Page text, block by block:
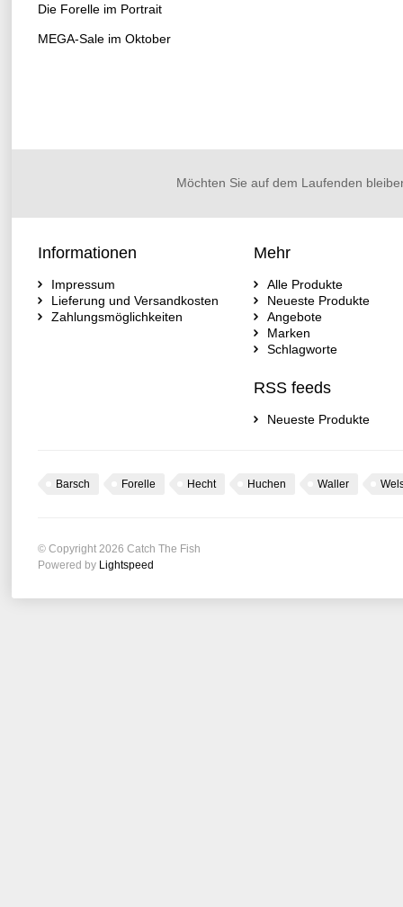
Die Forelle im Portrait
MEGA-Sale im Oktober
Möchten Sie auf dem Laufenden
Informationen
Impressum
Lieferung und Versandkosten
Zahlungsmöglichkeiten
Mehr
Alle Produkte
Neueste Produkte
Angebote
Marken
Schlagworte
RSS feeds
Neueste Produkte
Barsch Forelle Hecht Huchen Waller
© Copyright 2026 Catch The Fish
Powered by Lightspeed